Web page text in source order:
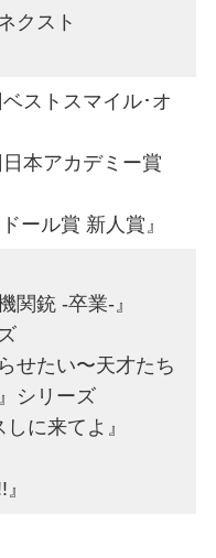
クスト
ストスマイル･オ
本アカデミー賞
ール賞 新人賞』
関銃 -卒業-』
せたい〜天才たち
シリーズ
しに来てよ』